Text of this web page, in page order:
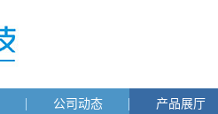
公司动态 产品展厅